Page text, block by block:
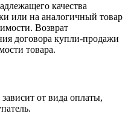
качества
или на аналогичный товар
Возврат
договора купли-продажи
товара.
от вида оплаты,